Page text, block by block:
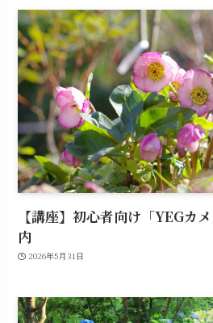
【講座】初心者向け「YEGカ
内
2026年5月31日